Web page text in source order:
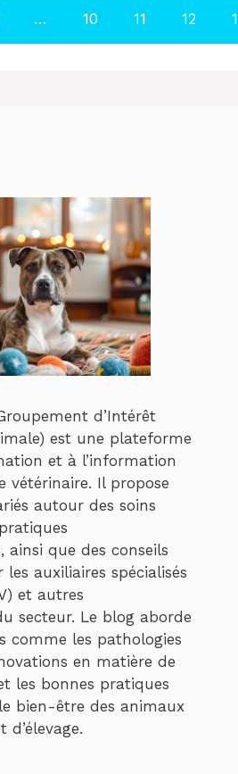
… 10 11 12
d’Intérêt
est une plateforme
et à l’information
vétérinaire. Il propose
autour des soins
ainsi que des conseils
auxiliaires spécialisés
et autres
secteur. Le blog aborde
comme les pathologies
en matière de
les bonnes pratiques
bien-être des animaux